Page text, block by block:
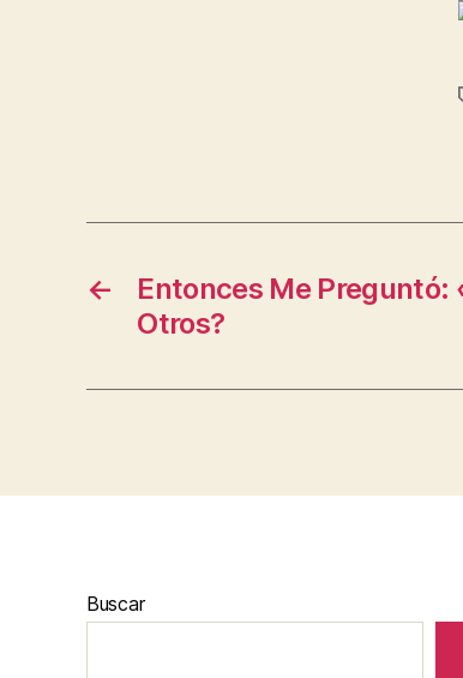
←
Entonces Me Preguntó:
Otros?
Buscar